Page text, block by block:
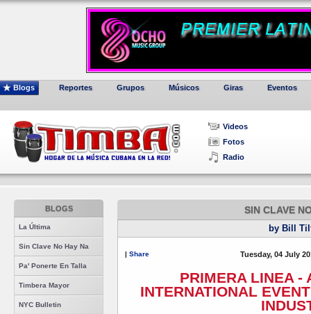
Blogs Reportes Grupos Músicos Giras Eventos
Videos
Fotos
Radio
BLOGS
La Última
Sin Clave No Hay Na
Pa' Ponerte En Talla
Timbera Mayor
NYC Bulletin
SIN CLAVE
by Bill
| Share Tuesday, 04 July
PRIMERA LINEA -
INTERNATIONAL